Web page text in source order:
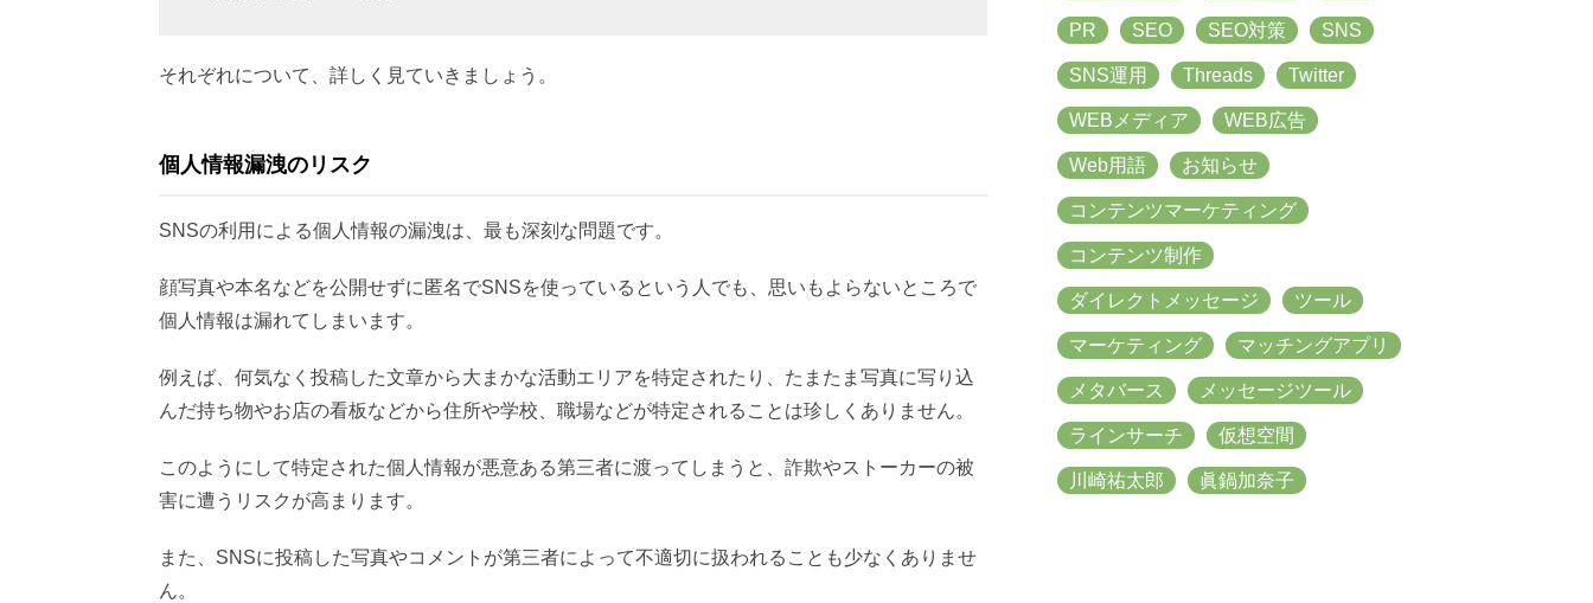
それぞれについて、詳しく見ていきましょう。
個人情報漏洩のリスク
SNSの利用による個人情報の漏洩は、最も深刻な問題です。
顔写真や本名などを公開せずに匿名でSNSを使っているという人でも、思いもよらないところで
個人情報は漏れてしまいます。
例えば、何気なく投稿した文章から大まかな活動エリアを特定されたり、たまたま写真に写り込
んだ持ち物やお店の看板などから住所や学校、職場などが特定されることは珍しくありません。
このようにして特定された個人情報が悪意ある第三者に渡ってしまうと、詐欺やストーカーの被
害に遭うリスクが高まります。
また、SNSに投稿した写真やコメントが第三者によって不適切に扱われることも少なくありませ
ん。
PR SEO SEO対策 SNS
SNS運用 Threads Twitter
WEBメディア WEB広告
Web用語 お知らせ
コンテンツマーケティング
コンテンツ制作
ダイレクトメッセージ ツール
マーケティング マッチングアプリ
メタバース メッセージツール
ラインサーチ 仮想空間
川崎祐太郎 眞鍋加奈子